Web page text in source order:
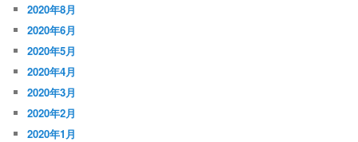
2020年8月
2020年6月
2020年5月
2020年4月
2020年3月
2020年2月
2020年1月